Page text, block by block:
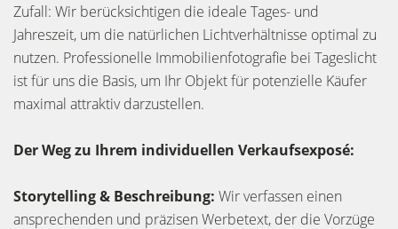
Zufall: Wir berücksichtigen die ideale Tages- und
Jahreszeit, um die natürlichen Lichtverhältnisse optimal zu
nutzen. Professionelle Immobilienfotografie bei Tageslicht
ist für uns die Basis, um Ihr Objekt für potenzielle Käufer
maximal attraktiv darzustellen.
Der Weg zu Ihrem individuellen Verkaufsexposé:
Storytelling & Beschreibung: Wir verfassen einen
ansprechenden und präzisen Werbetext, der die Vorzüge